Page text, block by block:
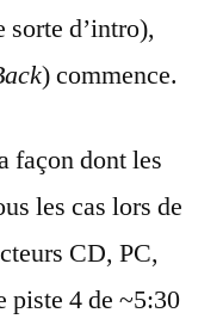
sorte d’intro),
) commence.
façon dont les
les cas lors de
CD, PC,
piste 4 de ~5:30